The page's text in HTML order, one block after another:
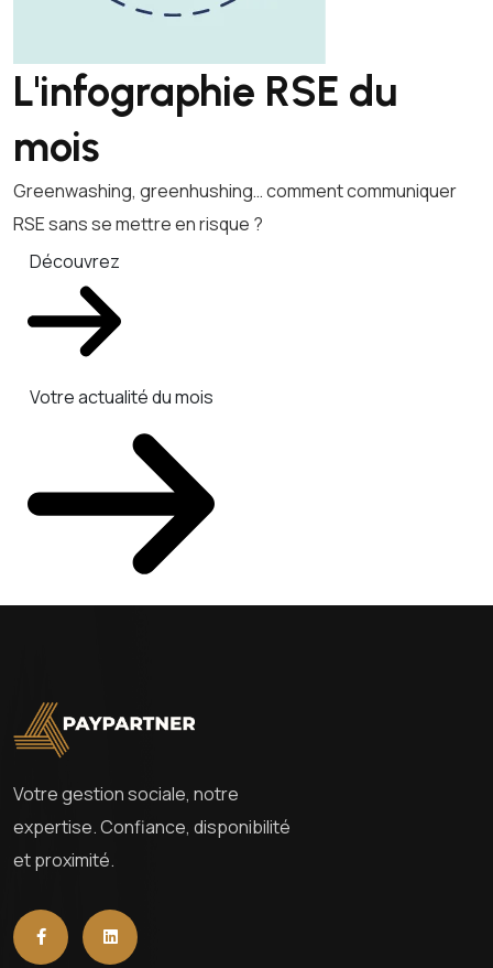
L'infographie RSE du
mois
Greenwashing, greenhushing… comment communiquer
RSE sans se mettre en risque ?
Découvrez
Votre actualité du mois
Votre gestion sociale, notre
expertise. Confiance, disponibilité
et proximité.